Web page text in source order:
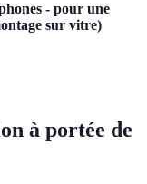
- pour une
sur vitre)
à portée de